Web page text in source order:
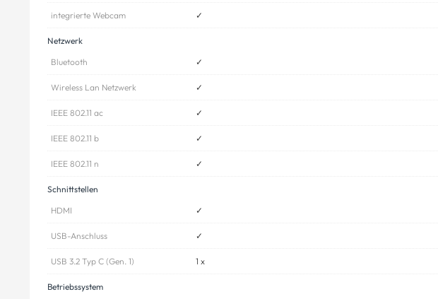
integrierte Webcam ✓
Netzwerk
Bluetooth
✓
Wireless Lan Netzwerk ✓
IEEE 802.11 ac ✓
IEEE 802.11 b ✓
IEEE 802.11 n ✓
Schnittstellen
HDMI
✓
USB-Anschluss ✓
USB 3.2 Typ C (Gen. 1) 1 x
Betriebssystem